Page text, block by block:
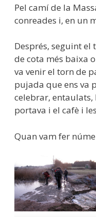
Pel camí de la
conreades i, en un
Després, seguint el
de cota més baixa
va venir el torn de
pujada que ens va
celebrar,
portava i el cafè i
Quan vam fer